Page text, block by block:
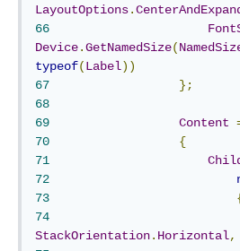
LayoutOptions.
66
Device.GetNamedSize(
typeof(Label))
67
};
68
69
Content
70
{
71
72
73
74
StackOrientation. Horizontal,